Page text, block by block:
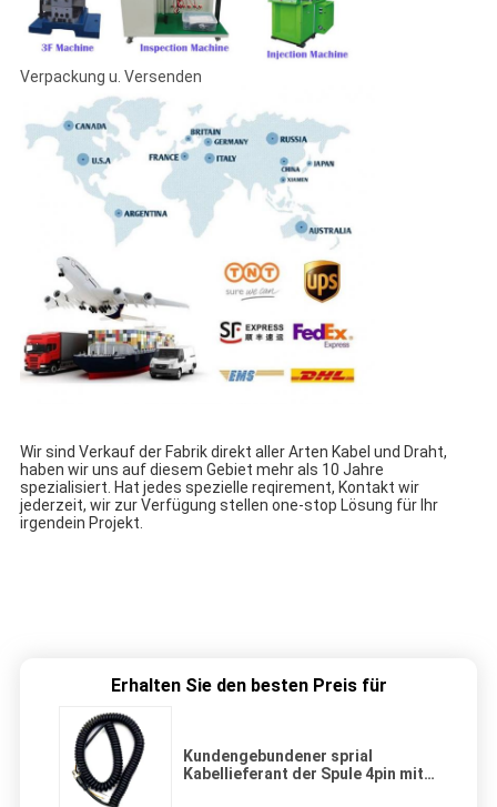
Verpackung u. Versenden
Wir sind Verkauf der Fabrik direkt aller Arten Kabel und Draht,
haben wir uns auf diesem Gebiet mehr als 10 Jahre
spezialisiert. Hat jedes spezielle reqirement, Kontakt wir
jederzeit, wir zur Verfügung stellen one-stop Lösung für Ihr
irgendein Projekt.
Erhalten Sie den besten Preis für
Kundengebundener sprial
Kabellieferant der Spule 4pin mit